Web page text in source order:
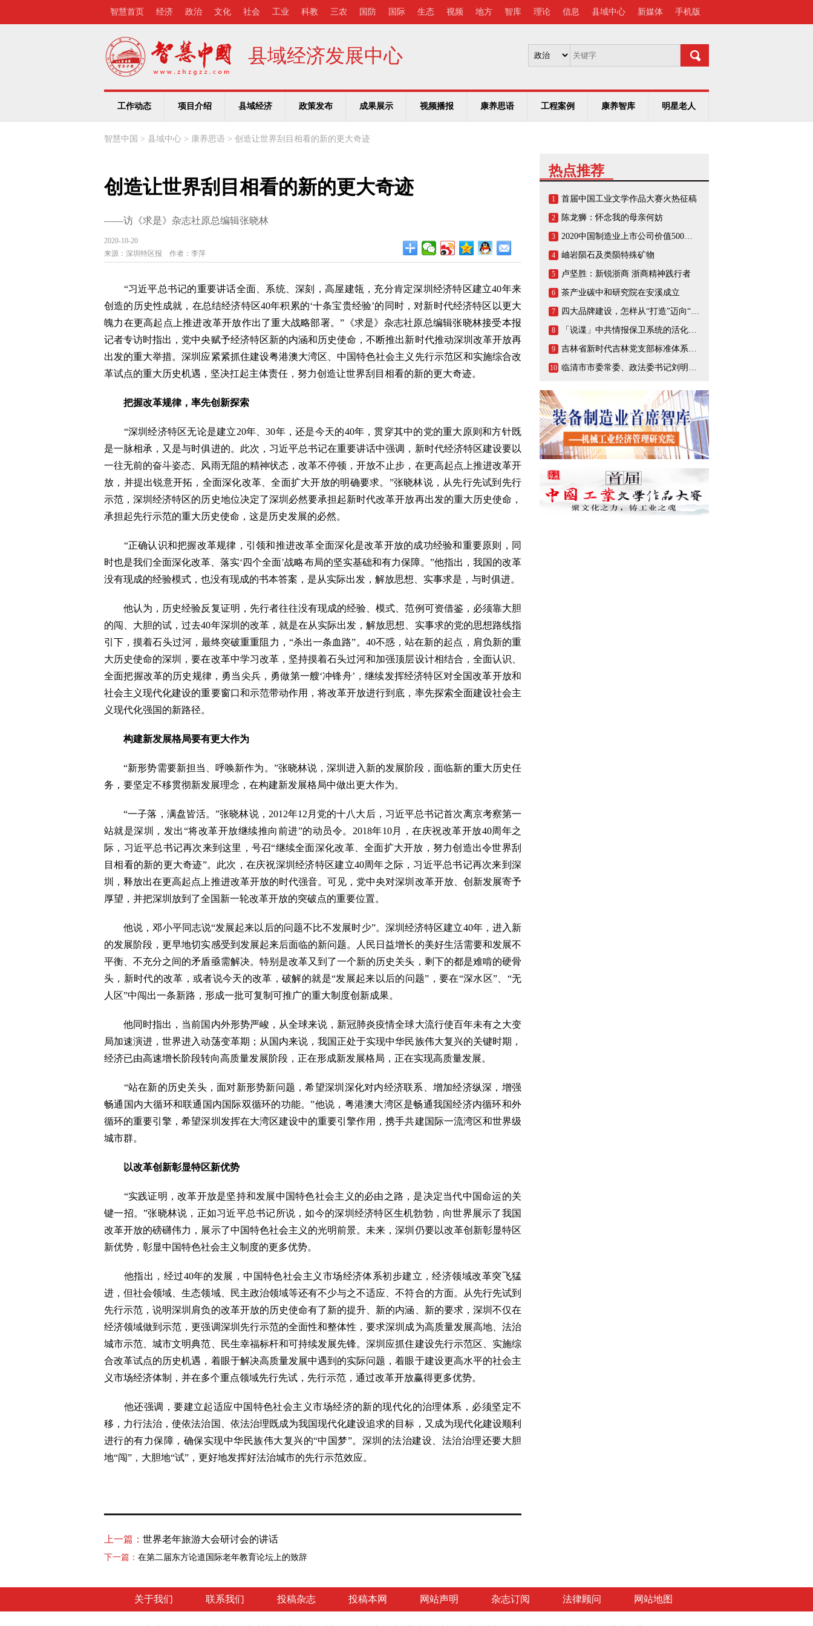
智慧首页 经济 政治 文化 社会 工业 科教 三农 国防 国际 生态 视频 地方 智库 理论 信息 县域中心 新媒体 手机版
县域经济发展中心
工作动态 项目介绍 县域经济 政策发布 成果展示 视频播报 康养思语 工程案例 康养智库 明星老人
智慧中国 > 县域中心 > 康养思语 > 创造让世界刮目相看的新的更大奇迹
创造让世界刮目相看的新的更大奇迹
——访《求是》杂志社原总编辑张晓林
2020-10-20
来源： 深圳特区报 作者： 李萍
“习近平总书记的重要讲话全面、系统、深刻，高屋建瓴，充分肯定深圳经济特区建立40年来
创造的历史性成就，在总结经济特区40年积累的‘十条宝贵经验’的同时，对新时代经济特区以更大
魄力在更高起点上推进改革开放作出了重大战略部署。”《求是》杂志社原总编辑张晓林接受本报
记者专访时指出，党中央赋予经济特区新的内涵和历史使命，不断推出新时代推动深圳改革开放再
出发的重大举措。深圳应紧紧抓住建设粤港澳大湾区、中国特色社会主义先行示范区和实施综合改
革试点的重大历史机遇，坚决扛起主体责任，努力创造让世界刮目相看的新的更大奇迹。
把握改革规律， 率先创新探索
“深圳经济特区无论是建立20年、30年，还是今天的40年，贯穿其中的党的重大原则和方针既
是一脉相承，又是与时俱进的。此次，习近平总书记在重要讲话中强调，新时代经济特区建设要以
一往无前的奋斗姿态、风雨无阻的精神状态，改革不停顿，开放不止步，在更高起点上推进改革开
放，并提出锐意开拓，全面深化改革、全面扩大开放的明确要求。”张晓林说，从先行先试到先行
示范，深圳经济特区的历史地位决定了深圳必然要承担起新时代改革开放再出发的重大历史使命，
承担起先行示范的重大历史使命，这是历史发展的必然。
“正确认识和把握改革规律，引领和推进改革全面深化是改革开放的成功经验和重要原则，同
时也是我们全面深化改革、落实‘四个全面’战略布局的坚实基础和有力保障。”他指出，我国的改革
没有现成的经验模式，也没有现成的书本答案，是从实际出发，解放思想、实事求是，与时俱进。
他认为，历史经验反复证明，先行者往往没有现成的经验、模式、范例可资借鉴，必须靠大胆
的闯、大胆的试，过去40年深圳的改革，就是在从实际出发，解放思想、实事求的党的思想路线指
引下，摸着石头过河，最终突破重重阻力，“杀出一条血路”。40不惑，站在新的起点，肩负新的重
大历史使命的深圳，要在改革中学习改革，坚持摸着石头过河和加强顶层设计相结合，全面认识、
全面把握改革的历史规律，勇当尖兵，勇做第一艘‘冲锋舟’，继续发挥经济特区对全国改革开放和
社会主义现代化建设的重要窗口和示范带动作用，将改革开放进行到底，率先探索全面建设社会主
义现代化强国的新路径。
构建新发展格局要有更大作为
“新形势需要新担当、呼唤新作为。”张晓林说，深圳进入新的发展阶段，面临新的重大历史任
务，要坚定不移贯彻新发展理念，在构建新发展格局中做出更大作为。
“一子落，满盘皆活。”张晓林说，2012年12月党的十八大后，习近平总书记首次离京考察第一
站就是深圳，发出“将改革开放继续推向前进”的动员令。2018年10月，在庆祝改革开放40周年之
际，习近平总书记再次来到这里，号召“继续全面深化改革、全面扩大开放，努力创造出令世界刮
目相看的新的更大奇迹”。此次，在庆祝深圳经济特区建立40周年之际，习近平总书记再次来到深
圳，释放出在更高起点上推进改革开放的时代强音。可见，党中央对深圳改革开放、创新发展寄予
厚望，并把深圳放到了全国新一轮改革开放的突破点的重要位置。
他说，邓小平同志说“发展起来以后的问题不比不发展时少”。深圳经济特区建立40年，进入新
的发展阶段，更早地切实感受到发展起来后面临的新问题。人民日益增长的美好生活需要和发展不
平衡、不充分之间的矛盾亟需解决。特别是改革又到了一个新的历史关头，剩下的都是难啃的硬骨
头，新时代的改革，或者说今天的改革，破解的就是“发展起来以后的问题”，要在“深水区”、“无
人区”中闯出一条新路，形成一批可复制可推广的重大制度创新成果。
他同时指出，当前国内外形势严峻，从全球来说，新冠肺炎疫情全球大流行使百年未有之大变
局加速演进，世界进入动荡变革期；从国内来说，我国正处于实现中华民族伟大复兴的关键时期，
经济已由高速增长阶段转向高质量发展阶段，正在形成新发展格局，正在实现高质量发展。
“站在新的历史关头，面对新形势新问题，希望深圳深化对内经济联系、增加经济纵深，增强
畅通国内大循环和联通国内国际双循环的功能。”他说，粤港澳大湾区是畅通我国经济内循环和外
循环的重要引擎，希望深圳发挥在大湾区建设中的重要引擎作用，携手共建国际一流湾区和世界级
城市群。
以改革创新彰显特区新优势
“实践证明，改革开放是坚持和发展中国特色社会主义的必由之路，是决定当代中国命运的关
键一招。”张晓林说，正如习近平总书记所说，如今的深圳经济特区生机勃勃，向世界展示了我国
改革开放的磅礴伟力，展示了中国特色社会主义的光明前景。未来，深圳仍要以改革创新彰显特区
新优势，彰显中国特色社会主义制度的更多优势。
他指出，经过40年的发展，中国特色社会主义市场经济体系初步建立，经济领域改革突飞猛
进，但社会领域、生态领域、民主政治领域等还有不少与之不适应、不符合的方面。从先行先试到
先行示范，说明深圳肩负的改革开放的历史使命有了新的提升、新的内涵、新的要求，深圳不仅在
经济领域做到示范，更强调深圳先行示范的全面性和整体性，要求深圳成为高质量发展高地、法治
城市示范、城市文明典范、民生幸福标杆和可持续发展先锋。深圳应抓住建设先行示范区、实施综
合改革试点的历史机遇，着眼于解决高质量发展中遇到的实际问题，着眼于建设更高水平的社会主
义市场经济体制，并在多个重点领域先行先试，先行示范，通过改革开放赢得更多优势。
他还强调，要建立起适应中国特色社会主义市场经济的新的现代化的治理体系，必须坚定不
移，力行法治，使依法治国、依法治理既成为我国现代化建设追求的目标，又成为现代化建设顺利
进行的有力保障，确保实现中华民族伟大复兴的“中国梦”。深圳的法治建设、法治治理还要大胆
地“闯”，大胆地“试”，更好地发挥好法治城市的先行示范效应。
上一篇： 世界老年旅游大会研讨会的讲话
下一篇： 在第二届东方论道国际老年教育论坛上的致辞
热点推荐
1 首届中国工业文学作品大赛火热征稿
2 陈龙狮：怀念我的母亲何妨
3 2020中国制造业上市公司价值500强榜单
4 岫岩陨石及类陨特殊矿物
5 卢坚胜：新锐浙商 浙商精神践行者
6 茶产业碳中和研究院在安溪成立
7 四大品牌建设，怎样从“打造”迈向“打响”
8 「说谍」中共情报保卫系统的活化石，一生战斗在情报战线的陈养山
9 吉林省新时代吉林党支部标准体系（BTX）建设把基层党支部打造成坚强的战斗堡垒
10 临清市市委常委、政法委书记刘明峰领导一行莅临连城智造小镇·烟店轴承产业园调研指导
关于我们 联系我们 投稿杂志 投稿本网 网站声明 杂志订阅 法律顾问 网站地图